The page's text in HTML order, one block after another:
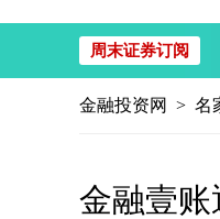
周末证券订阅
金融投资网 > 名
金融壹